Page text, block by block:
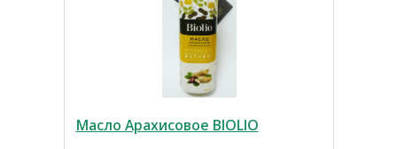
Масло Арахисовое BIOLIO